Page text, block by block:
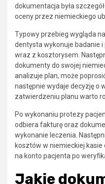
dokumentacja była
oceny przez niemieckiego
Typowy przebieg wygląda
dentysta wykonuje badanie
wraz z kosztorysem.
dokumenty do swojej
analizuje plan, może
następnie wydaje decyzję o
zatwierdzeniu planu warto
Po wykonaniu protezy
odbiera fakturę oraz
wykonanie leczenia.
kosztów w niemieckiej
na konto pacjenta po
Jakie